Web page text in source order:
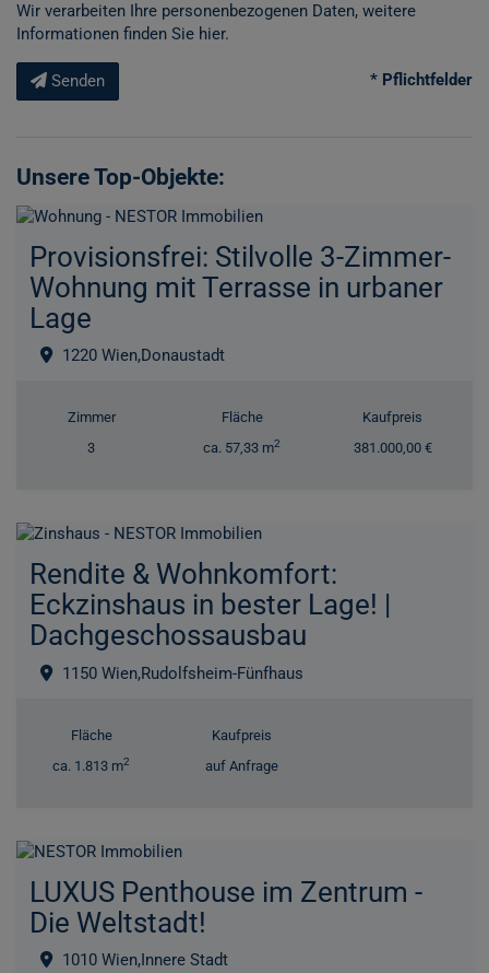
Wir verarbeiten Ihre personenbezogenen Daten, weitere
Informationen finden Sie hier.
Senden * Pflichtfelder
Unsere Top-Objekte:
Provisionsfrei: Stilvolle 3-Zimmer-
Wohnung mit Terrasse in urbaner
Lage
1220 Wien,Donaustadt
Zimmer
3
Fläche
ca. 57,33 m2
Kaufpreis
381.000,00 €
Rendite & Wohnkomfort:
Eckzinshaus in bester Lage! |
Dachgeschossausbau
1150 Wien,Rudolfsheim-Fünfhaus
Fläche
ca. 1.813 m2
Kaufpreis
auf Anfrage
LUXUS Penthouse im Zentrum -
Die Weltstadt!
1010 Wien,Innere Stadt